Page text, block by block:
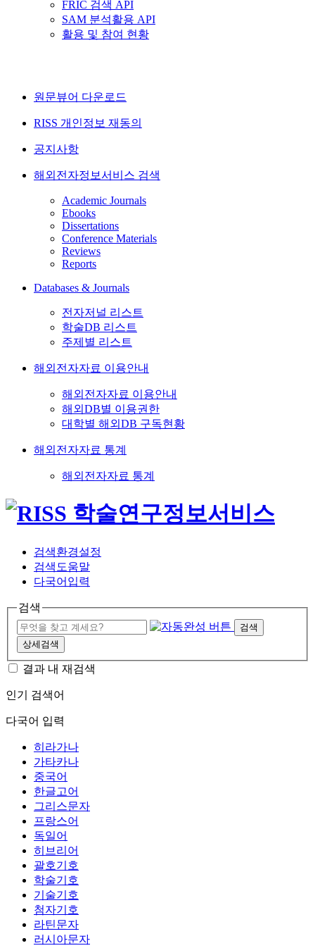
FRIC 검색 API
SAM 분석활용 API
활용 및 참여 현황
원문뷰어 다운로드
RISS 개인정보 재동의
공지사항
해외전자정보서비스 검색
Academic Journals
Ebooks
Dissertations
Conference Materials
Reviews
Reports
Databases & Journals
전자저널 리스트
학술DB 리스트
주제별 리스트
해외전자자료 이용안내
해외전자자료 이용안내
해외DB별 이용권한
대학별 해외DB 구독현황
해외전자자료 통계
해외전자자료 통계
검색환경설정
검색도움말
다국어입력
검색
검색
상세검색
결과 내 재검색
인기 검색어
다국어 입력
히라가나
가타카나
중국어
한글고어
그리스문자
프랑스어
독일어
히브리어
괄호기호
학술기호
기술기호
첨자기호
라틴문자
러시아문자